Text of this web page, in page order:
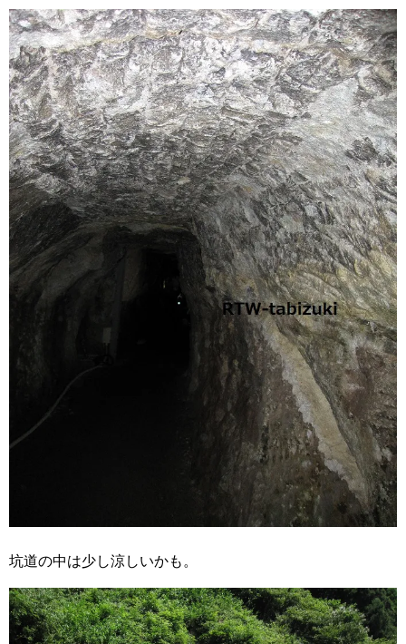
坑道の中は少し涼しいかも。